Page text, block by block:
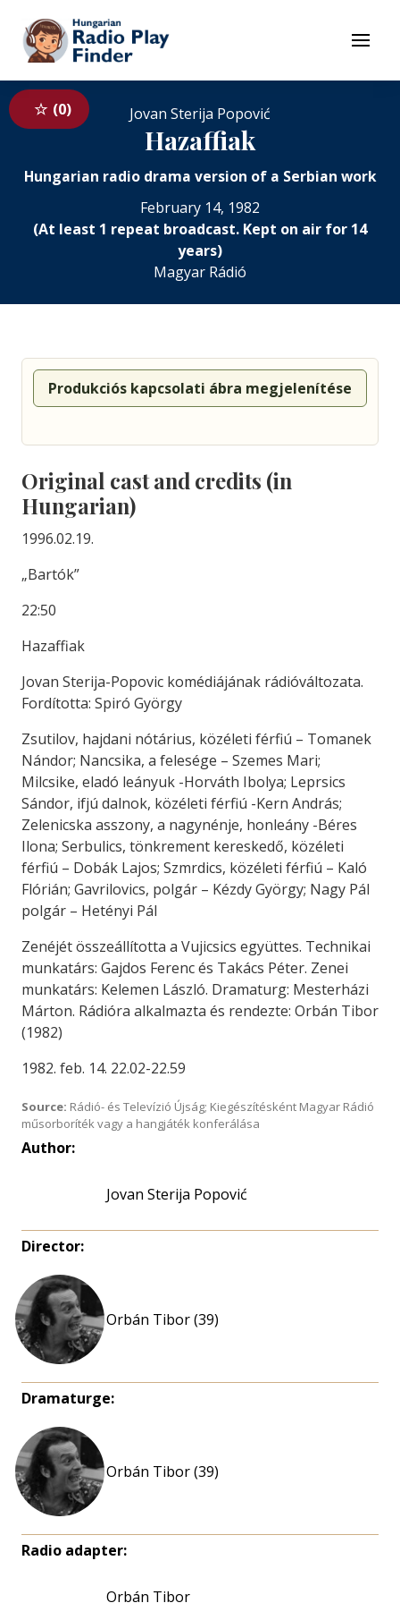
To contents
Menu
0 Jovan Sterija Popović
Hazaffiak
Hungarian radio drama version of a Serbian work
February 14, 1982
(At least 1 repeat broadcast. Kept on air for 14
years)
Magyar Rádió
Produkciós kapcsolati ábra megjelenítése
Original cast and credits (in
Hungarian)
1996.02.19.
„Bartók”
22:50
Hazaffiak
Jovan Sterija-Popovic komédiájának rádióváltozata.
Fordította: Spiró György
Zsutilov, hajdani nótárius, közéleti férfiú – Tomanek
Nándor; Nancsika, a felesége – Szemes Mari;
Milcsike, eladó leányuk -Horváth Ibolya; Leprsics
Sándor, ifjú dalnok, közéleti férfiú -Kern András;
Zelenicska asszony, a nagynénje, honleány -Béres
Ilona; Serbulics, tönkrement kereskedő, közéleti
férfiú – Dobák Lajos; Szmrdics, közéleti férfiú – Kaló
Flórián; Gavrilovics, polgár – Kézdy György; Nagy Pál
polgár – Hetényi Pál
Zenéjét összeállította a Vujicsics együttes. Technikai
munkatárs: Gajdos Ferenc és Takács Péter. Zenei
munkatárs: Kelemen László. Dramaturg: Mesterházi
Márton. Rádióra alkalmazta és rendezte: Orbán Tibor
(1982)
1982. feb. 14. 22.02-22.59
Source: Rádió- és Televízió Újság; Kiegészítésként Magyar Rádió
műsorboríték vagy a hangjáték konferálása
Author:
Jovan Sterija Popović
Director:
Orbán Tibor (39)
Dramaturge:
Orbán Tibor (39)
Radio adapter:
Orbán Tibor